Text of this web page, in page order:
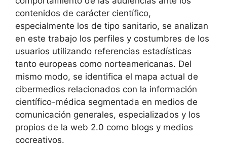
contenidos de carácter científico,
especialmente los de tipo sanitario, se analizan
en este trabajo los perfiles y costumbres de los
usuarios utilizando referencias estadísticas
tanto europeas como norteamericanas. Del
mismo modo, se identifica el mapa actual de
cibermedios relacionados con la información
científico-médica segmentada en medios de
comunicación generales, especializados y los
propios de la web 2.0 como blogs y medios
cocreativos.